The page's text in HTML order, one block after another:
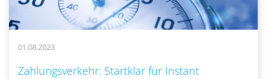
01.08.2023
Zahlungsverkehr: Startklar für Instant